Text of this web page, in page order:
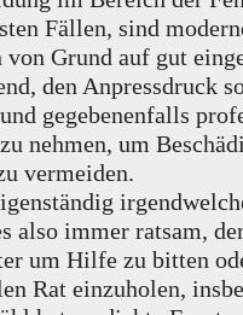
Fällen, sind
von Grund auf gut
den Anpressdruck
gegebenenfalls
nehmen, um
vermeiden.
also immer ratsam,
um Hilfe zu bitten
Rat einzuholen,